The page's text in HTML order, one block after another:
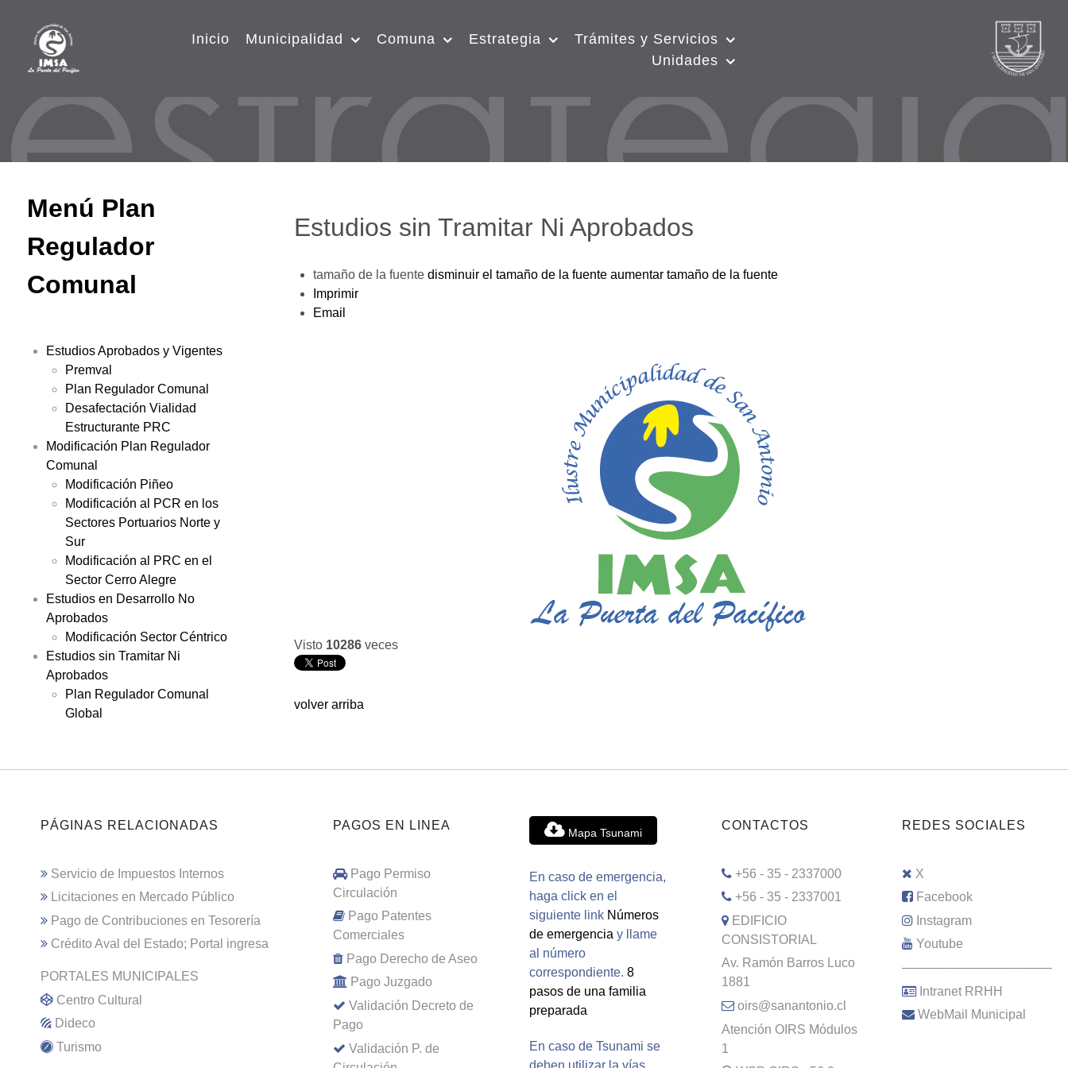
Inicio Municipalidad Comuna Estrategia
Trámites y Servicios
Unidades
Menú Plan
Regulador
Comunal
Estudios Aprobados y Vigentes
Premval
Plan Regulador Comunal
Desafectación Vialidad
Estructurante PRC
Modificación Plan Regulador
Comunal
Modificación Piñeo
Modificación al PCR en los
Sectores Portuarios Norte y
Sur
Modificación al PRC en el
Sector Cerro Alegre
Estudios en Desarrollo No
Aprobados
Modificación Sector Céntrico
Estudios sin Tramitar Ni
Aprobados
Plan Regulador Comunal
Global
Estudios sin Tramitar Ni Aprobados
tamaño de la fuente disminuir el tamaño de la fuente aumentar tamaño de la fuente
Imprimir
Email
Visto 10286 veces
volver arriba
PÁGINAS RELACIONADAS
Servicio de Impuestos Internos
Licitaciones en Mercado Público
Pago de Contribuciones en Tesorería
Crédito Aval del Estado; Portal ingresa
PORTALES MUNICIPALES
Centro Cultural
Dideco
Turismo
PAGOS EN LINEA
Pago Permiso
Circulación
Pago Patentes
Comerciales
Pago Derecho de Aseo
Pago Juzgado
Validación Decreto de
Pago
Validación P. de
Mapa Tsunami
En caso de emergencia,
haga click en el
siguiente link Números
de emergencia y llame
al número
correspondiente. 8
pasos de una familia
preparada
En caso de Tsunami se
deben utilizar la vías
CONTACTOS
+56 - 35 - 2337000
+56 - 35 - 2337001
EDIFICIO
CONSISTORIAL
Av. Ramón Barros Luco
1881
oirs@sanantonio.cl
Atención OIRS Módulos
1
REDES SOCIALES
X
Facebook
Instagram
Youtube
–––––––––––––––––––––
Intranet RRHH
WebMail Municipal